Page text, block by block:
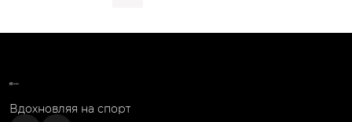
Вдохновляя на спорт